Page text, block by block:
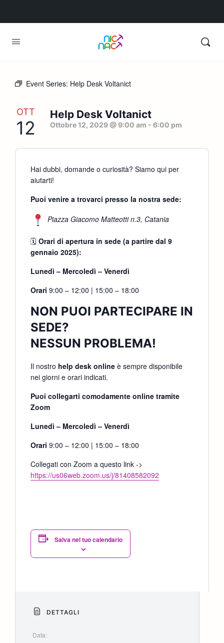
Event Series: Help Desk Voltanict
OTT
12
Help Desk Voltanict
Ottobre 12, 2029 @ 9:00 am - 6:00 pm
Hai dubbi, domande o curiosità? Siamo qui per
aiutarti!
Puoi venire a trovarci presso la nostra sede:
Piazza Giacomo Matteotti n.3, Catania
🗓 Orari di apertura in sede (a partire dal 9
gennaio 2025):
Lunedì – Mercoledì – Venerdì
Orari 9:00 – 12:00 | 15:00 – 18:00
NON PUOI PARTECIPARE IN
SEDE?
NESSUN PROBLEMA!
Il nostro help desk online è sempre disponibile
nei giorni e orari indicati.
Puoi collegarti comodamente online tramite
Zoom
Lunedì – Mercoledì – Venerdì
Orari 9:00 – 12:00 | 15:00 – 18:00
Collegati con Zoom a questo link ->
https://us06web.zoom.us/j/81408582092
Salva nel tuo calendario
DETTAGLI
Data: